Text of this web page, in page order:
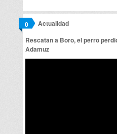
Actualidad
0
Rescatan a Boro, el perro
Adamuz